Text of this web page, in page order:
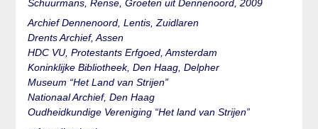
Schuurmans, Rense, Groeten uit Dennenoord, 2009
Archief Dennenoord, Lentis, Zuidlaren
Drents Archief, Assen
HDC VU, Protestants Erfgoed, Amsterdam
Koninklijke Bibliotheek, Den Haag, Delpher
Museum “Het Land van Strijen”
Nationaal Archief, Den Haag
Oudheidkundige Vereniging “Het land van Strijen”